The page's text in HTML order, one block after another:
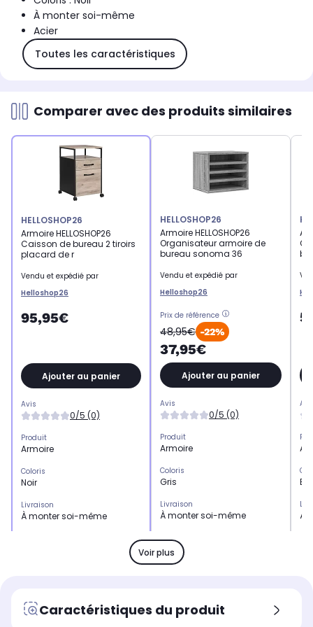
À monter soi-même
Acier
Toutes les caractéristiques
Comparer avec des produits similaires
HELLOSHOP26
Armoire HELLOSHOP26
Caisson de bureau 2 tiroirs
placard de r
Vendu et expédié par
Helloshop26
95,95€
Ajouter au panier
Avis
0/5 (0)
Produit
Armoire
Coloris
Noir
Livraison
À monter soi-même
HELLOSHOP26
Armoire HELLOSHOP26
Organisateur armoire de
bureau sonoma 36
Vendu et expédié par
Helloshop26
Prix de référence
48,95€ -22%
37,95€
Ajouter au panier
Avis
0/5 (0)
Produit
Armoire
Coloris
Gris
Livraison
À monter soi-même
Matériau
Bois
À
Voir plus
Caractéristiques du produit